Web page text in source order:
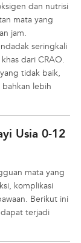
dan nutrisi
mata yang
jam.
seringkali
dari CRAO.
tidak baik,
lebih
Usia 0-12
mata yang
komplikasi
Berikut ini
terjadi